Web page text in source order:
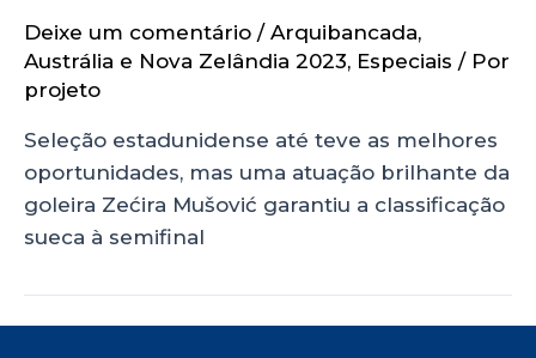
Deixe um comentário / Arquibancada,
Austrália e Nova Zelândia 2023, Especiais / Por
projeto
Seleção estadunidense até teve as melhores
oportunidades, mas uma atuação brilhante da
goleira Zećira Mušović garantiu a classificação
sueca à semifinal